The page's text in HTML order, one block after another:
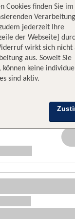
Cookies finden Sie im
jederzeit Ihre
der Webseite]
wirkt sich nicht
aus. Soweit Sie
keine
sind aktiv.